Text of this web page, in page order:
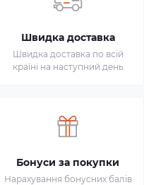
Швидка доставка
Швидка доставка по всій
країні на наступний день
Бонуси за покупки
Нарахування бонусних балів